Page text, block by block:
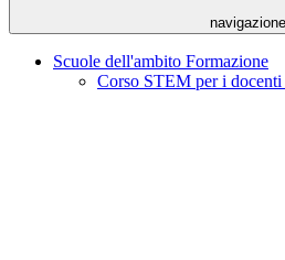
navigazione
Scuole dell'ambito Formazione
Corso STEM per i docenti